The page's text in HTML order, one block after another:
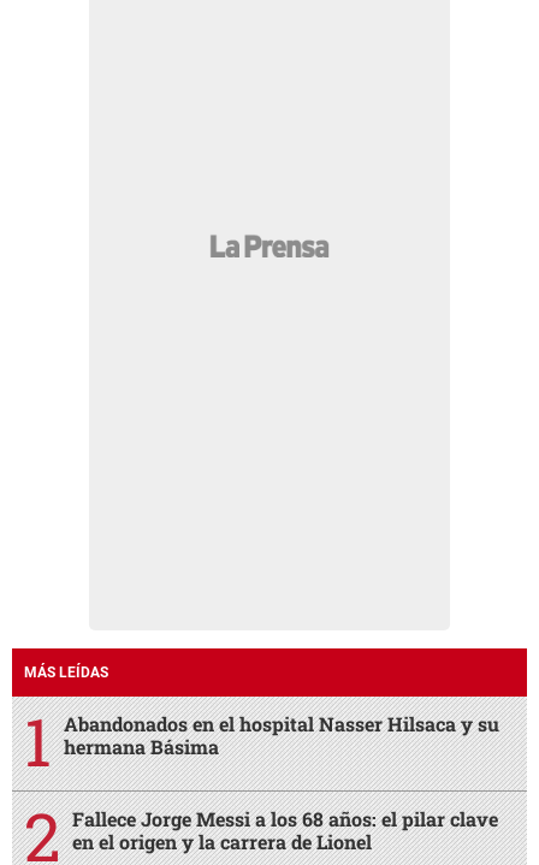
MÁS LEÍDAS
Abandonados en el hospital Nasser Hilsaca y su
hermana Básima
Fallece Jorge Messi a los 68 años: el pilar clave
en el origen y la carrera de Lionel